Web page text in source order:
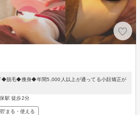
◆脱毛◆痩身◆年間5,000人以上が通ってる小顔矯正が
駅 徒歩2分
まる・使える